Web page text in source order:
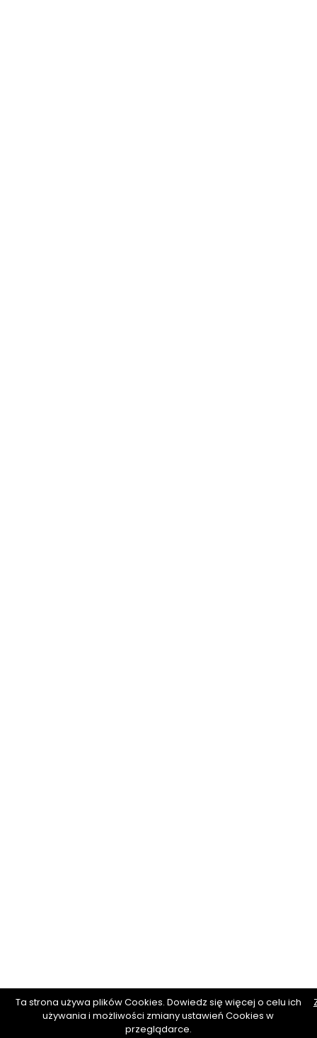
Ta strona używa plików Cookies. Dowiedz się więcej o celu ich
używania i możliwości zmiany ustawień Cookies w
przeglądarce.